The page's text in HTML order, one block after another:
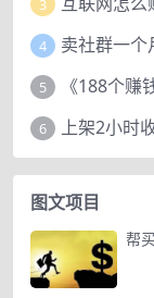
4 卖社群一个
5
6
图文项目
帮